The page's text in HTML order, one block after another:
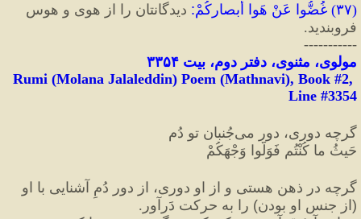
(۳۷) غُضُّوا عَنْ هَوا أبصارکُمْ‌‌:
فروبندید.
-----------
مولوی، مثنوی، دفتر دوم، بیت ٣٣۵۴
Rumi (Molana Jalaleddin) Poem (Mathnavi), Book #2,
Line #3354
گرچه دوری، دور می‌جُنبان تو دُم
حَیثُ ما کُنْتُم فَوَلُّوا وَجْهَکُمْ
گر‌چه در ذهن هستی و از او دوری، از دور دُمِ آشنایی با او
(از جنسِ او بودن) را به حرکت دَر‌آور.